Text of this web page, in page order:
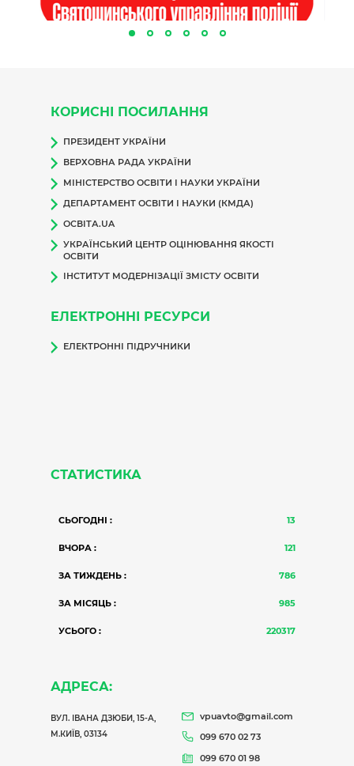
КОРИСНІ ПОСИЛАННЯ
ПРЕЗИДЕНТ УКРАЇНИ
ВЕРХОВНА РАДА УКРАЇНИ
МІНІСТЕРСТВО ОСВІТИ І НАУКИ УКРАЇНИ
ДЕПАРТАМЕНТ ОСВІТИ І НАУКИ (КМДА)
ОСВІТА.UA
УКРАЇНСЬКИЙ ЦЕНТР ОЦІНЮВАННЯ ЯКОСТІ
ОСВІТИ
ІНСТИТУТ МОДЕРНІЗАЦІЇ ЗМІСТУ ОСВІТИ
ЕЛЕКТРОННІ РЕСУРСИ
ЕЛЕКТРОННІ ПІДРУЧНИКИ
СТАТИСТИКА
СЬОГОДНІ : 13
ВЧОРА : 121
ЗА ТИЖДЕНЬ : 786
ЗА МІСЯЦЬ : 985
УСЬОГО : 220317
АДРЕСА:
ВУЛ. ІВАНА ДЗЮБИ, 15-А,
М.КИЇВ, 03134
vpuavto@gmail.com
099 670 02 73
099 670 01 98